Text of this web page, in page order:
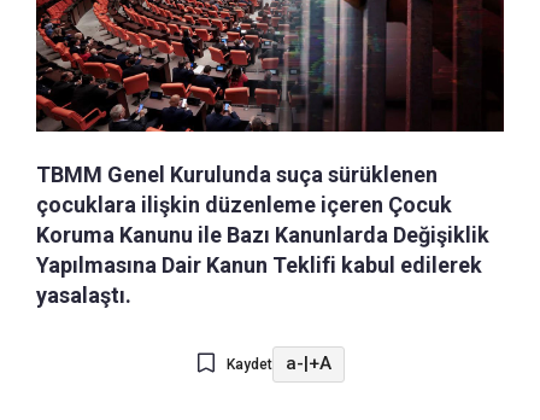
TBMM Genel Kurulunda suça sürüklenen
çocuklara ilişkin düzenleme içeren Çocuk
Koruma Kanunu ile Bazı Kanunlarda Değişiklik
Yapılmasına Dair Kanun Teklifi kabul edilerek
yasalaştı.
Kaydet a-|+A